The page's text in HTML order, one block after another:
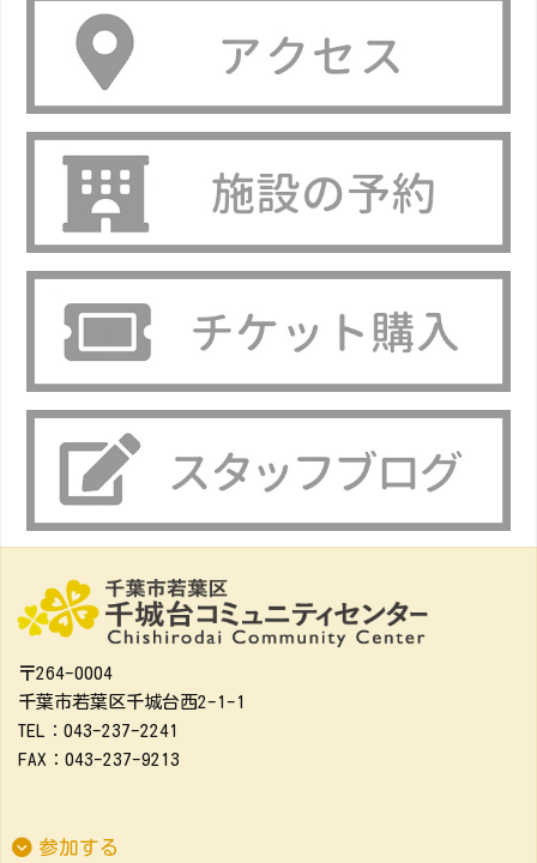
〒264-0004
千葉市若葉区千城台西2-1-1
TEL：043-237-2241
FAX：043-237-9213
参加する